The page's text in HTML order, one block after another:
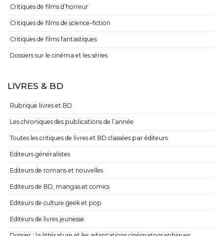
Critiques de films d’horreur
Critiques de films de science-fiction
Critiques de films fantastiques
Dossiers sur le cinéma et les séries
LIVRES & BD
Rubrique livres et BD
Les chroniques des publications de l’année
Toutes les critiques de livres et BD classées par éditeurs
Editeurs généralistes
Editeurs de romans et nouvelles
Editeurs de BD, mangas et comics
Editeurs de culture geek et pop
Editeurs de livres jeunesse